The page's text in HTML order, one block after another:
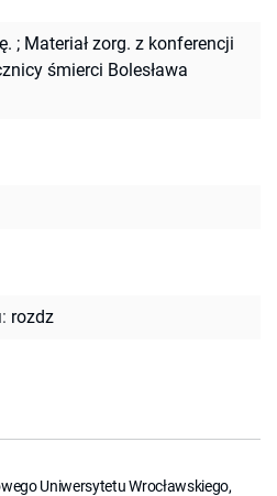
; Materiał zorg. z konferencji
śmierci Bolesława
: rozdz
Uniwersytetu Wrocławskiego,